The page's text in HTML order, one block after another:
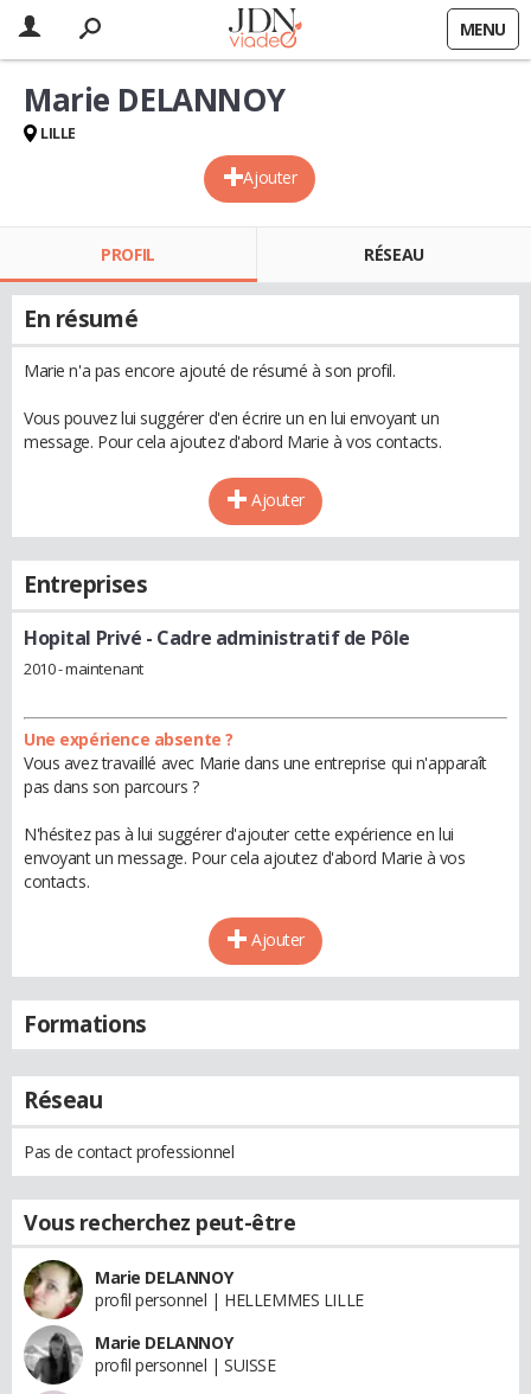
MENU
Ajouter
Marie DELANNOY
LILLE
PROFIL RÉSEAU
En résumé
Marie n'a pas encore ajouté de résumé à son profil.
Vous pouvez lui suggérer d'en écrire un en lui envoyant un
message. Pour cela ajoutez d'abord Marie à vos contacts.
Ajouter
Entreprises
Hopital Privé - Cadre administratif de Pôle
2010 - maintenant
Une expérience absente ?
Vous avez travaillé avec Marie dans une entreprise qui n'apparaît
pas dans son parcours ?
N'hésitez pas à lui suggérer d'ajouter cette expérience en lui
envoyant un message. Pour cela ajoutez d'abord Marie à vos
contacts.
Ajouter
Formations
Réseau
Pas de contact professionnel
Vous recherchez peut-être
Marie DELANNOY
profil personnel | HELLEMMES LILLE
Marie DELANNOY
profil personnel | SUISSE